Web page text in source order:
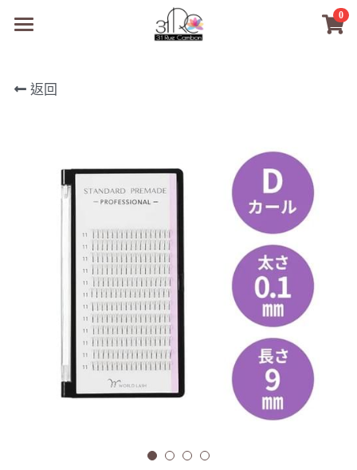
0
商品
PreMedi眼部護理
PreMedi眼部護理
數位電子書
經典單根圓毛
超值購物金
WL睫毛
小紅書款
扁毛調色
WORLDLASH
睫毛黑膠
Sale睫毛
品牌開店包
OEM訂製
技術課程
最新文章
教學教室
NEA睫毛協會
搜索
返回
×
商品分類
所有商品分類